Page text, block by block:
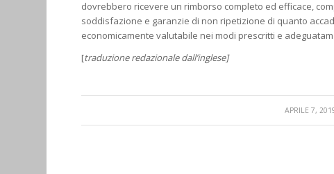
dovrebbero ricevere un rimborso completo ed efficace,
soddisfazione e garanzie di non ripetizione di quanto
economicamente valutabile nei modi prescritti e
[traduzione redazionale dall’inglese]
APRILE 7,
/